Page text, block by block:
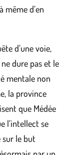
même d’en
d’une voie,
dure pas et le
mentale non
la province
que Médée
l’intellect se
le but